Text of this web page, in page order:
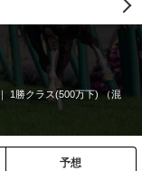
1勝クラス(500万下) （混
予想